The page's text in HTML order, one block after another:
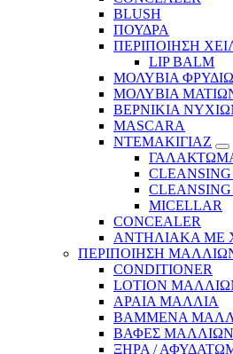
BLUSH
ΠΟΥΔΡΑ
ΠΕΡΙΠΟΙΗΣΗ
LIP BALM
ΜΟΛΥΒΙΑ
ΜΟΛΥΒΙΑ
ΒΕΡΝΙΚΙΑ
MASCARA
ΝΤΕΜΑΚΙΓΙΑΖ
MICELLAR
CONCEALER
ΑΝΤΗΛΙΑΚΑ ΜΕ
ΠΕΡΙΠΟΙΗΣΗ
CONDITIONER
LOTION
ΑΡΑΙΑ ΜΑΛΛΙΑ
ΒΑΜΜΕΝΑ
ΒΑΦΕΣ ΜΑΛΛΙΩΝ
ΞΗΡΑ /